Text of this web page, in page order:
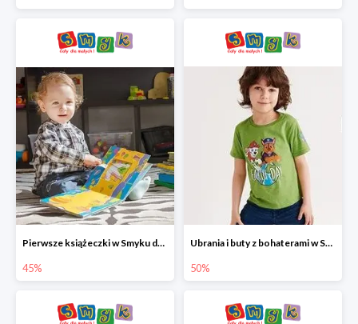
Pierwsze książeczki w Smyku do -45%
45%
Ubrania i buty z bohaterami w Smyku do -50%
50%